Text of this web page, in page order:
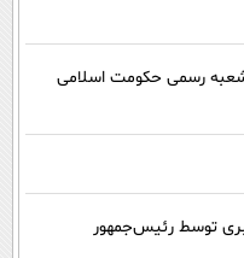
شعبه رسمی حکومت اسلامی
توسط رئیس‌جمهور